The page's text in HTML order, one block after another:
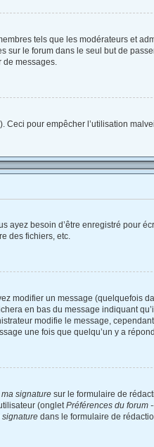
tels que les modérateurs et
sur le forum dans le seul but de
messages.
pour empêcher l’utilisation
ayez besoin d’être enregistré pour
des fichiers, etc.
modifier un message (quelquefois
en bas du message indiquant
modifie le message,
une fois que quelqu’un y a
signature sur le formulaire de
(onglet Préférences du forum
signature dans le formulaire de